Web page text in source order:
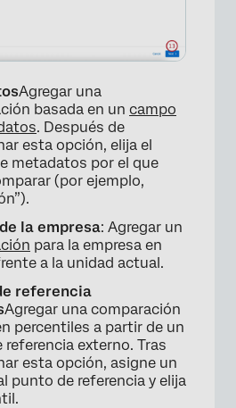
×
Agregar una
basada en un campo
. Después de
esta opción, elija el
metadatos por el que
(por ejemplo,
la empresa: Agregar un
para la empresa en
a la unidad actual.
referencia
Agregar una comparación
percentiles a partir de un
referencia externo. Tras
esta opción, asigne un
punto de referencia y elija